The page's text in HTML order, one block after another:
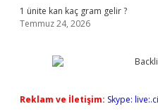
1 ünite kan kaç gram gelir ?
Temmuz 24, 2026
Reklam ve İletişim: Skype: